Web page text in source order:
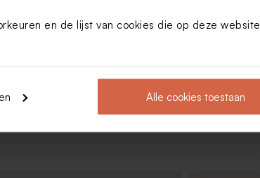
en de lijst van cookies die op deze website
Alle cookies toestaan